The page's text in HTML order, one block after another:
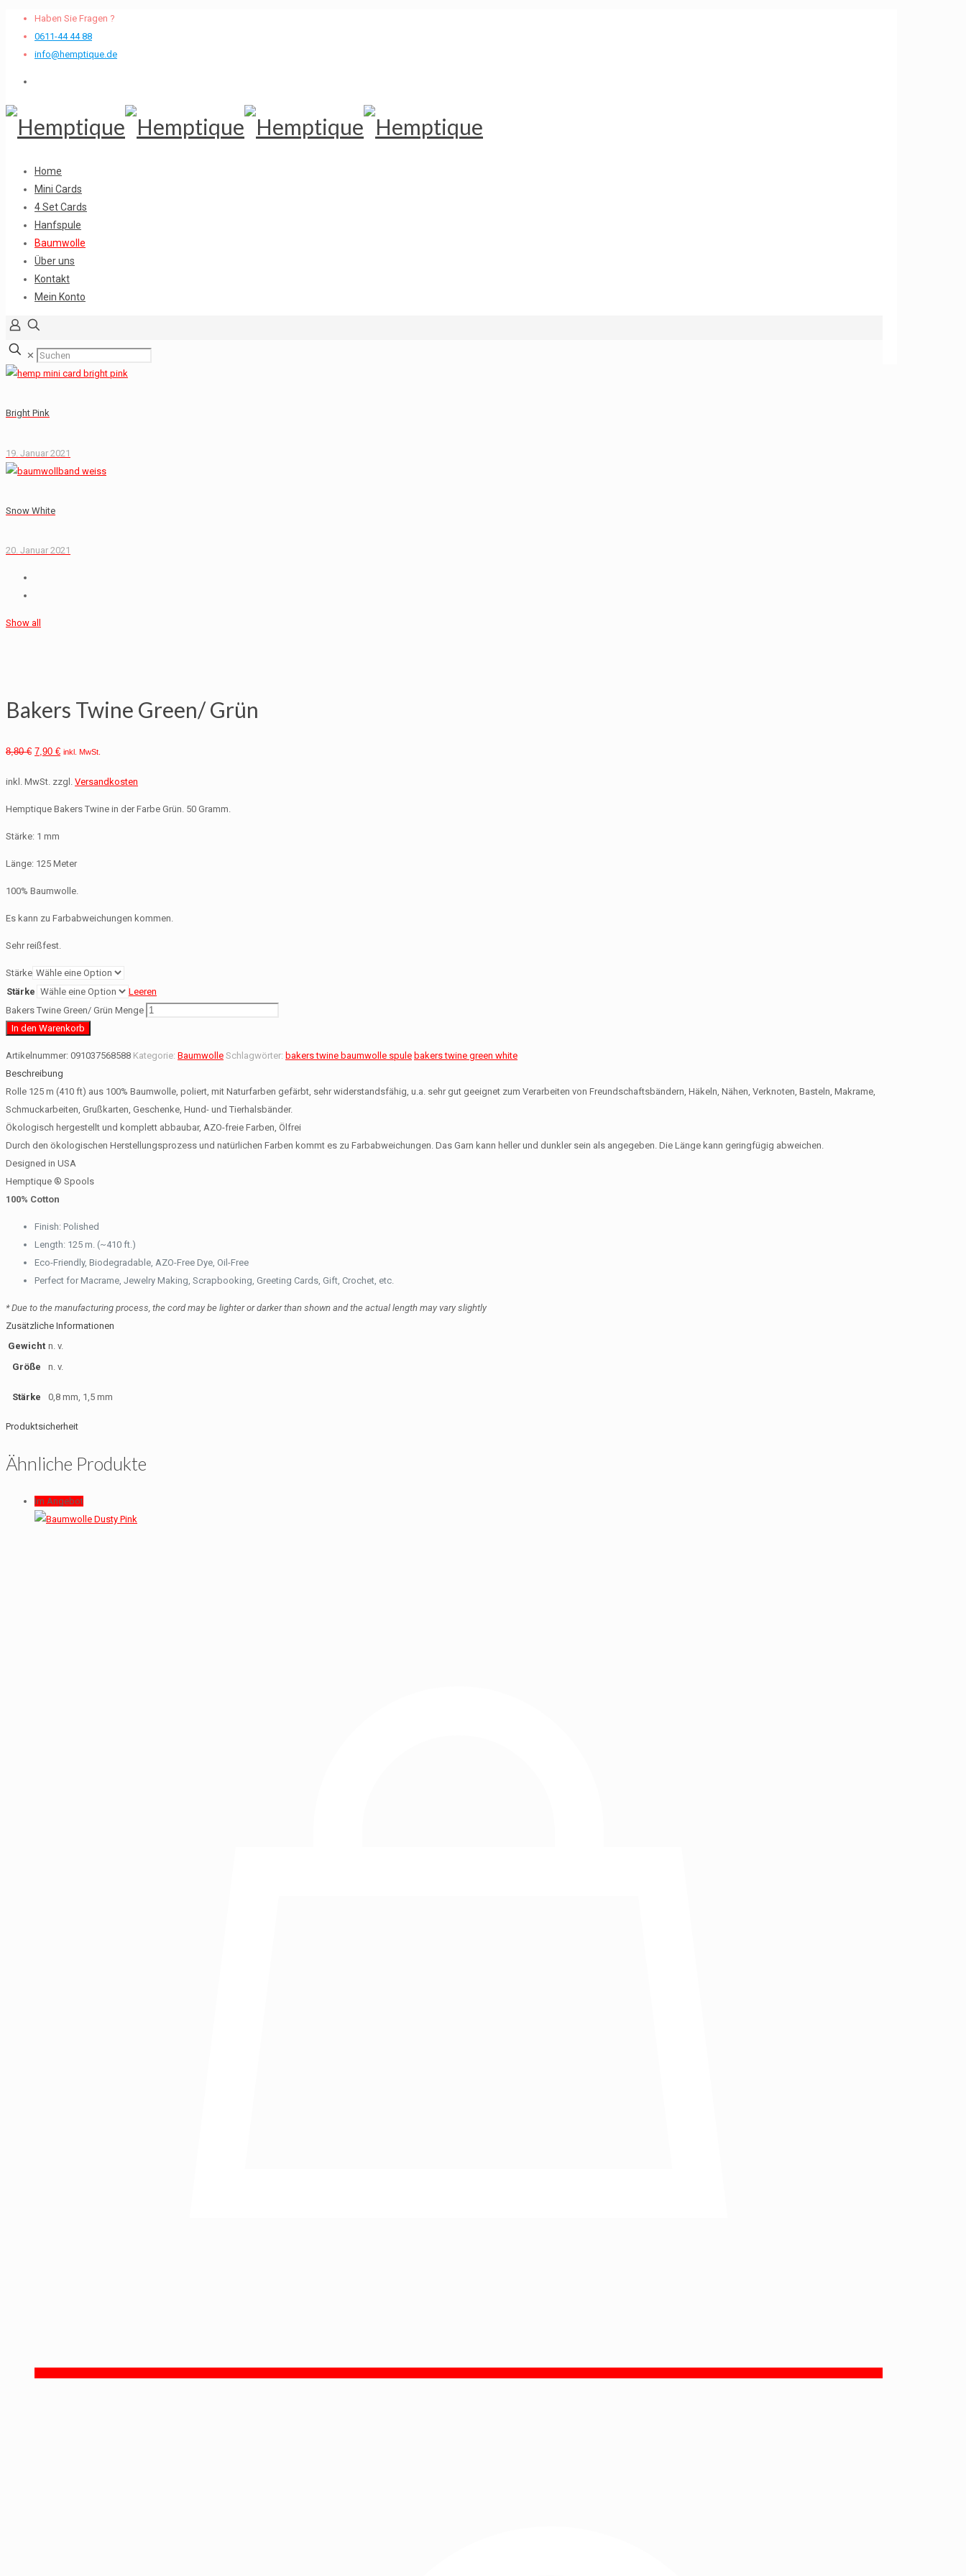
Haben Sie Fragen ?
0611-44 44 88
info@hemptique.de
Home
Mini Cards
4 Set Cards
Hanfspule
Baumwolle
Über uns
Kontakt
Mein Konto
✕
Bright Pink
19. Januar 2021
Snow White
20. Januar 2021
Show all
Bakers Twine Green/ Grün
8,80€ 7,90 € inkl. MwSt.
inkl. MwSt. zzgl. Versandkosten
Hemptique Bakers Twine in der Farbe Grün. 50 Gramm.
Stärke: 1 mm
Länge: 125 Meter
100% Baumwolle.
Es kann zu Farbabweichungen kommen.
Sehr reißfest.
Stärke
Stärke
Leeren
Bakers Twine Green/ Grün Menge
In den Warenkorb
Artikelnummer: 091037568588 Kategorie: Baumwolle Schlagwörter: bakers twine baumwolle spule bakers twine green white
Beschreibung
Rolle 125 m (410 ft) aus 100% Baumwolle, poliert, mit Naturfarben gefärbt, sehr widerstandsfähig, u.a. sehr gut geeignet zum Verarbeiten von Freundschaftsbändern, Häkeln, Nähen, Verknoten, Basteln, Makrame,
Schmuckarbeiten, Grußkarten, Geschenke, Hund- und Tierhalsbänder.
Ökologisch hergestellt und komplett abbaubar, AZO-freie Farben, Ölfrei
Durch den ökologischen Herstellungsprozess und natürlichen Farben kommt es zu Farbabweichungen. Das Garn kann heller und dunkler sein als angegeben. Die Länge kann geringfügig abweichen.
Designed in USA
Hemptique ® Spools
100% Cotton
Finish: Polished
Length: 125 m. (~410 ft.)
Eco-Friendly, Biodegradable, AZO-Free Dye, Oil-Free
Perfect for Macrame, Jewelry Making, Scrapbooking, Greeting Cards, Gift, Crochet, etc.
* Due to the manufacturing process, the cord may be lighter or darker than shown and the actual length may vary slightly
Zusätzliche Informationen
Gewicht n. v.
Größe
n. v.
Stärke 0,8 mm, 1,5 mm
Produktsicherheit
Ähnliche Produkte
Im Angebot